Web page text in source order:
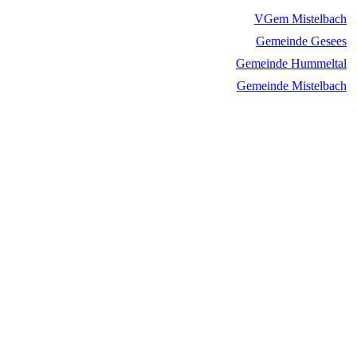
VGem Mistelbach
Gemeinde Gesees
Gemeinde Hummeltal
Gemeinde Mistelbach